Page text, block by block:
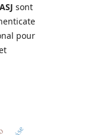
ASJ sont
pour